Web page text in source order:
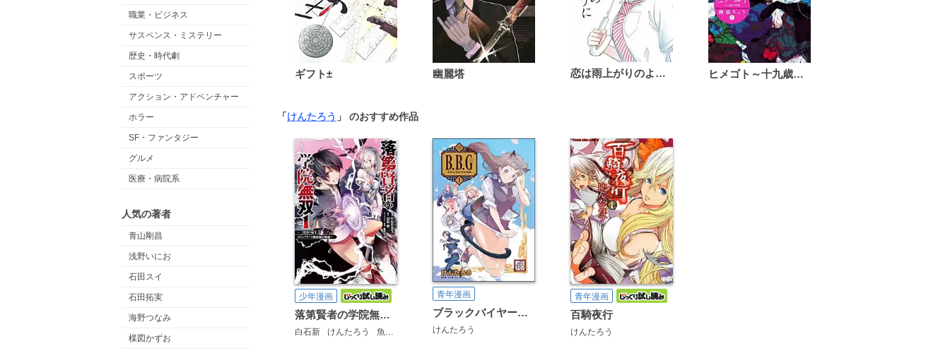
職業・ビジネス
サスペンス・ミステリー
歴史・時代劇
スポーツ
アクション・アドベンチャー
ホラー
SF・ファンタジー
グルメ
医療・病院系
人気の著者
青山剛昌
浅野いにお
石田スイ
石田拓実
海野つなみ
楳図かずお
ギフト± 幽麗塔 恋は雨上がりのように ヒメゴト～十九歳の制服～
「けんたろう 」 のおすすめ作品
少年漫画
落第賢者の学院無双 ～二度目の転生、Sランクチート魔術師冒険録～
白石新 けんたろう 魚デニム
青年漫画
ブラックバイヤーガールズ - 帝国百貨店裏外商部 -
けんたろう
青年漫画
百騎夜行
けんたろう